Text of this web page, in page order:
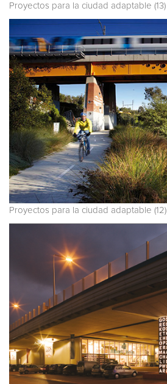
Proyectos para la ciudad adaptable (13)
Proyectos para la ciudad adaptable (12)